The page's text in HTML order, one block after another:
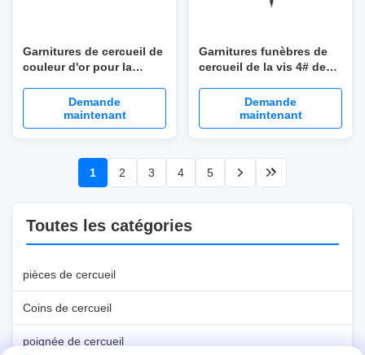
Garnitures de cercueil de
couleur d'or pour la
intérieureDemande
maintenant
Garnitures funèbres de
cercueil de la vis 4# de
couleur de Coper avec la
parenthèse
Demande
maintenant
1 2 3 4 5
Toutes les catégories
pièces de cercueil
Coins de cercueil
poignée de cercueil